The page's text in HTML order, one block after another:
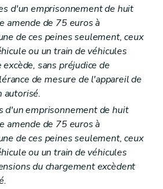
d'un emprisonnement de huit
amende de 75 euros à
de ces peines seulement, ceux
ou un train de véhicules
sans préjudice de
de mesure de l'appareil de
autorisé.
d'un emprisonnement de huit
amende de 75 euros à
de ces peines seulement, ceux
ou un train de véhicules
du chargement excèdent